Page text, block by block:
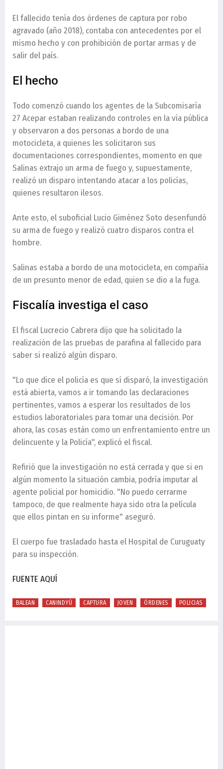
El fallecido tenía dos órdenes de captura por robo
agravado (año 2018), contaba con antecedentes por el
mismo hecho y con prohibición de portar armas y de
salir del país.
El hecho
Todo comenzó cuando los agentes de la Subcomisaría
27 Acepar estaban realizando controles en la vía pública
y observaron a dos personas a bordo de una
motocicleta, a quienes les solicitaron sus
documentaciones correspondientes, momento en que
Salinas extrajo un arma de fuego y, supuestamente,
realizó un disparo intentando atacar a los policías,
quienes resultaron ilesos.
Ante esto, el suboficial Lucio Giménez Soto desenfundó
su arma de fuego y realizó cuatro disparos contra el
hombre.
Salinas estaba a bordo de una motocicleta, en compañía
de un presunto menor de edad, quien se dio a la fuga.
Fiscalía investiga el caso
El fiscal Lucrecio Cabrera dijo que ha solicitado la
realización de las pruebas de parafina al fallecido para
saber si realizó algún disparo.
"Lo que dice el policía es que sí disparó, la investigación
está abierta, vamos a ir tomando las declaraciones
pertinentes, vamos a esperar los resultados de los
estudios laboratoriales para tomar una decisión. Por
ahora, las cosas están como un enfrentamiento entre un
delincuente y la Policía", explicó el fiscal.
Refirió que la investigación no está cerrada y que si en
algún momento la situación cambia, podría imputar al
agente policial por homicidio. "No puedo cerrarme
tampoco, de que realmente haya sido otra la película
que ellos pintan en su informe" aseguró.
El cuerpo fue trasladado hasta el Hospital de Curuguaty
para su inspección.
FUENTE AQUÍ
BALEAN CANINDYÚ CAPTURA JOVEN ÓRDENES POLICIAS